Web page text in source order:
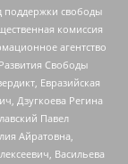
поддержки свободы
комиссия
агентство
Свободы
Евразийская
Дзугкоева Регина
Павел
Айратовна,
Васильева